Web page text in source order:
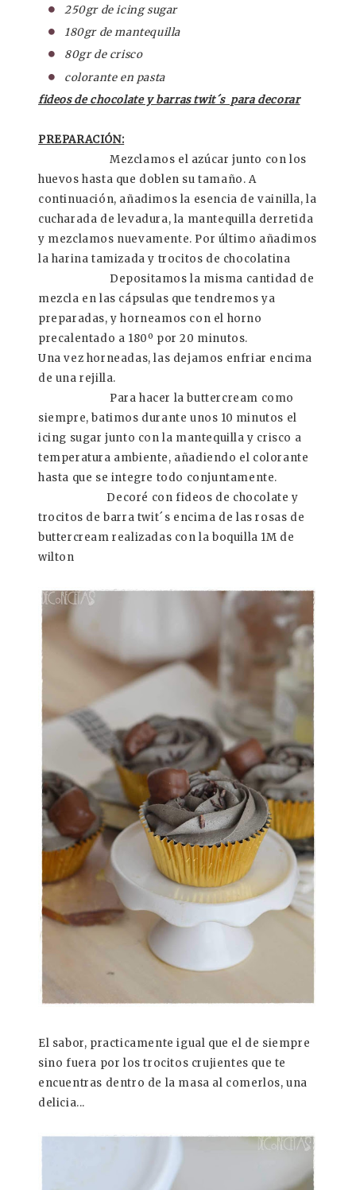
250gr de icing sugar
180gr de mantequilla
80gr de crisco
colorante en pasta
fideos de chocolate y barras twit´s para decorar
PREPARACIÓN:
Mezclamos el azúcar junto con los
huevos hasta que doblen su tamaño. A
continuación, añadimos la esencia de vainilla, la
cucharada de levadura, la mantequilla derretida
y mezclamos nuevamente. Por último añadimos
la harina tamizada y trocitos de chocolatina
Depositamos la misma cantidad de
mezcla en las cápsulas que tendremos ya
preparadas, y horneamos con el horno
precalentado a 180º por 20 minutos.
Una vez horneadas, las dejamos enfriar encima
de una rejilla.
Para hacer la buttercream como
siempre, batimos durante unos 10 minutos el
icing sugar junto con la mantequilla y crisco a
temperatura ambiente, añadiendo el colorante
hasta que se integre todo conjuntamente.
Decoré con fideos de chocolate y
trocitos de barra twit´s encima de las rosas de
buttercream realizadas con la boquilla 1M de
wilton
El sabor, practicamente igual que el de siempre
sino fuera por los trocitos crujientes que te
encuentras dentro de la masa al comerlos, una
delicia...